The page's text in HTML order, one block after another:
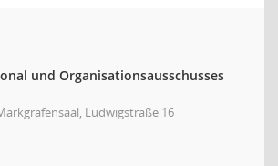
und Organisationsausschusses
Ludwigstraße 16